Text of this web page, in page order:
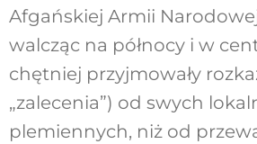
Afgańskiej Armii
walcząc na północy i w
chętniej przyjmowały
„zalecenia”) od swych
plemiennych, niż od